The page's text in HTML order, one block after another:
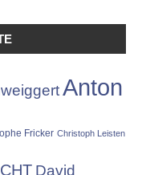
Anton
Fricker Christoph Leisten
David